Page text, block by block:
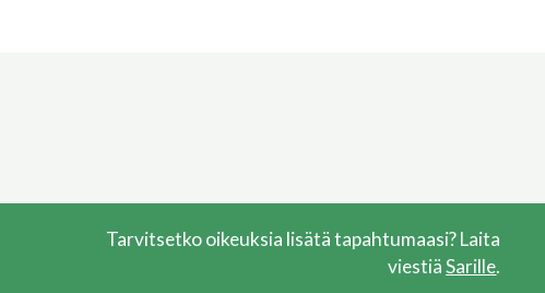
Tarvitsetko oikeuksia lisätä tapahtumaasi? Laita
viestiäSarille.